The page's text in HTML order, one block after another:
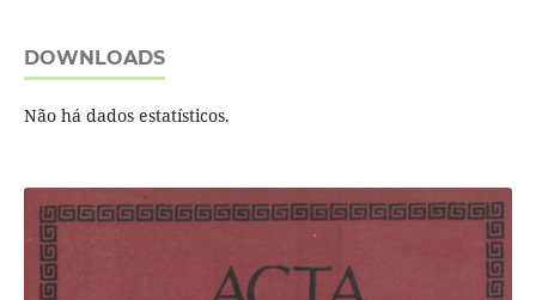
DOWNLOADS
Não há dados estatísticos.